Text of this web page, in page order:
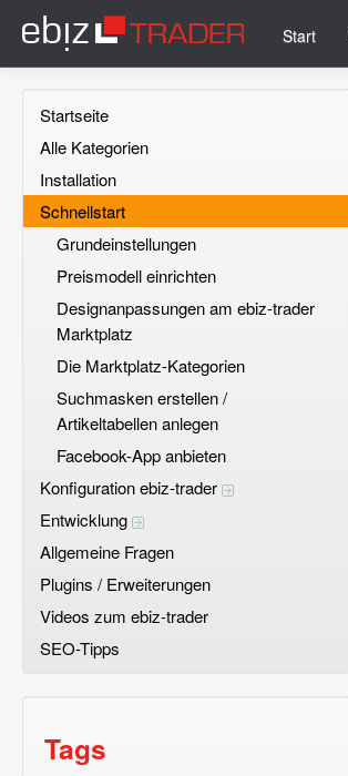
Start
Startseite
Alle Kategorien
Installation
Schnellstart
Grundeinstellungen
Preismodell einrichten
Designanpassungen am ebiz-trader
Marktplatz
Die Marktplatz-Kategorien
Suchmasken erstellen /
Artikeltabellen anlegen
Facebook-App anbieten
Konfiguration ebiz-trader
Entwicklung
Allgemeine Fragen
Plugins / Erweiterungen
Videos zum ebiz-trader
SEO-Tipps
Tags